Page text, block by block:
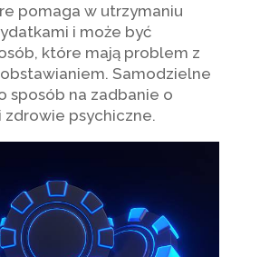
pomaga w utrzymaniu
i może być
które mają problem z
Samodzielne
sposób na zadbanie o
zdrowie psychiczne.